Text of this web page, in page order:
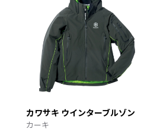
カワサキ ウインターブルゾン
カーキ